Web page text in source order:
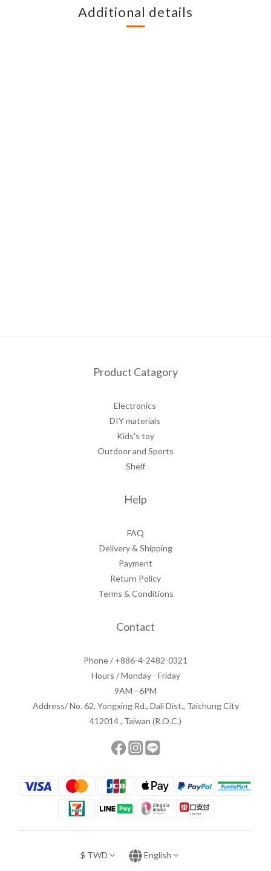
Additional details
Product Catagory
Electronics
DIY materials
Kids's toy
Outdoor and Sports
Shelf
Help
FAQ
Delivery & Shipping
Payment
Return Policy
Terms & Conditions
Contact
Phone / +886-4-2482-0321
Hours / Monday - Friday
9AM - 6PM
Address/ No. 62, Yongxing Rd., Dali Dist., Taichung City
412014 , Taiwan (R.O.C.)
$ TWD English